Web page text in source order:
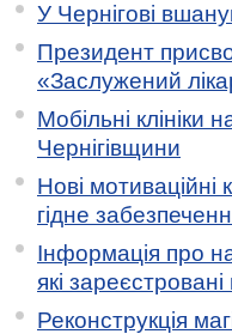
У Чернігові
Президент
«Заслужений
Мобільні
Чернігівщини
Нові мотиваційні
гідне
Інформація про
які
Реконструкція